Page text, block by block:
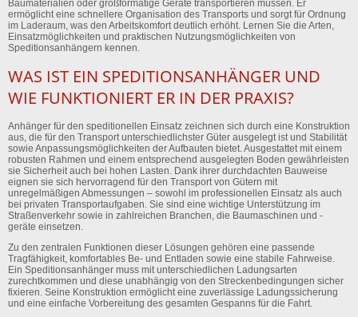
Baumaterialien oder großformatige Geräte transportieren müssen. Er
ermöglicht eine schnellere Organisation des Transports und sorgt für Ordnung
im Laderaum, was den Arbeitskomfort deutlich erhöht. Lernen Sie die Arten,
Einsatzmöglichkeiten und praktischen Nutzungsmöglichkeiten von
Speditionsanhängern kennen.
WAS IST EIN SPEDITIONSANHÄNGER UND
WIE FUNKTIONIERT ER IN DER PRAXIS?
Anhänger für den speditionellen Einsatz zeichnen sich durch eine Konstruktion
aus, die für den Transport unterschiedlichster Güter ausgelegt ist und Stabilität
sowie Anpassungsmöglichkeiten der Aufbauten bietet. Ausgestattet mit einem
robusten Rahmen und einem entsprechend ausgelegten Boden gewährleisten
sie Sicherheit auch bei hohen Lasten. Dank ihrer durchdachten Bauweise
eignen sie sich hervorragend für den Transport von Gütern mit
unregelmäßigen Abmessungen – sowohl im professionellen Einsatz als auch
bei privaten Transportaufgaben. Sie sind eine wichtige Unterstützung im
Straßenverkehr sowie in zahlreichen Branchen, die Baumaschinen und -
geräte einsetzen.
Zu den zentralen Funktionen dieser Lösungen gehören eine passende
Tragfähigkeit, komfortables Be- und Entladen sowie eine stabile Fahrweise.
Ein Speditionsanhänger muss mit unterschiedlichen Ladungsarten
zurechtkommen und diese unabhängig von den Streckenbedingungen sicher
fixieren. Seine Konstruktion ermöglicht eine zuverlässige Ladungssicherung
und eine einfache Vorbereitung des gesamten Gespanns für die Fahrt.